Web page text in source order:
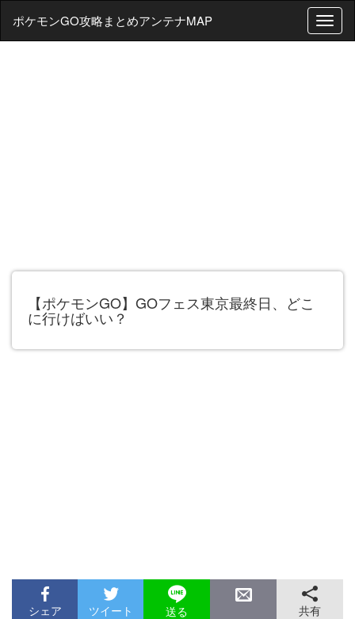
T
o
ポケモンGO攻略まとめアンテナMAP
【ポケモンGO】GOフェス東京最終日、どこ
に行けばいい？
シェア ツイート 送る 共有